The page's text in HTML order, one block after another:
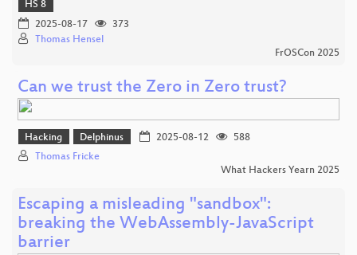
HS 8
2025-08-17
373
Thomas Hensel
FrOSCon 2025
Can we trust the Zero in Zero trust?
Hacking Delphinus 2025-08-12
588
Thomas Fricke
What Hackers Yearn 2025
Escaping a misleading "sandbox":
breaking the WebAssembly-JavaScript
barrier